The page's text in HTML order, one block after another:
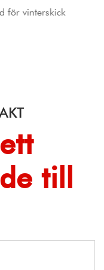
pris
till